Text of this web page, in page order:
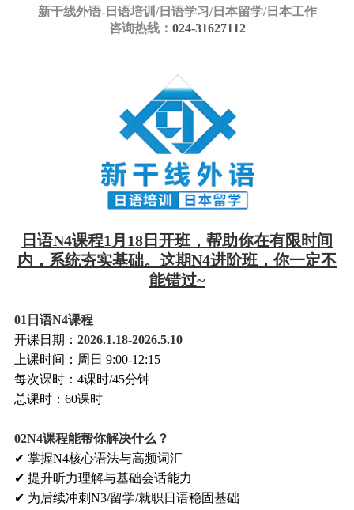
新干线外语-日语培训/日语学习/日本留学/日本工作
咨询热线： 024-31627112
日语N4课程1月18日开班，帮助你在有限时间
内，系统夯实基础。这期N4进阶班，你一定不
能错过~
01 日语N4课程
开课日期： 2026.1.18-2026.5.10
上课时间：周日 9:00-12:15
每次课时：4课时/45分钟
总课时：60课时
02N4课程能帮你解决什么？
✔ 掌握N4核心语法与高频词汇
✔ 提升听力理解与基础会话能力
✔ 为后续冲刺N3/留学/就职日语稳固基础